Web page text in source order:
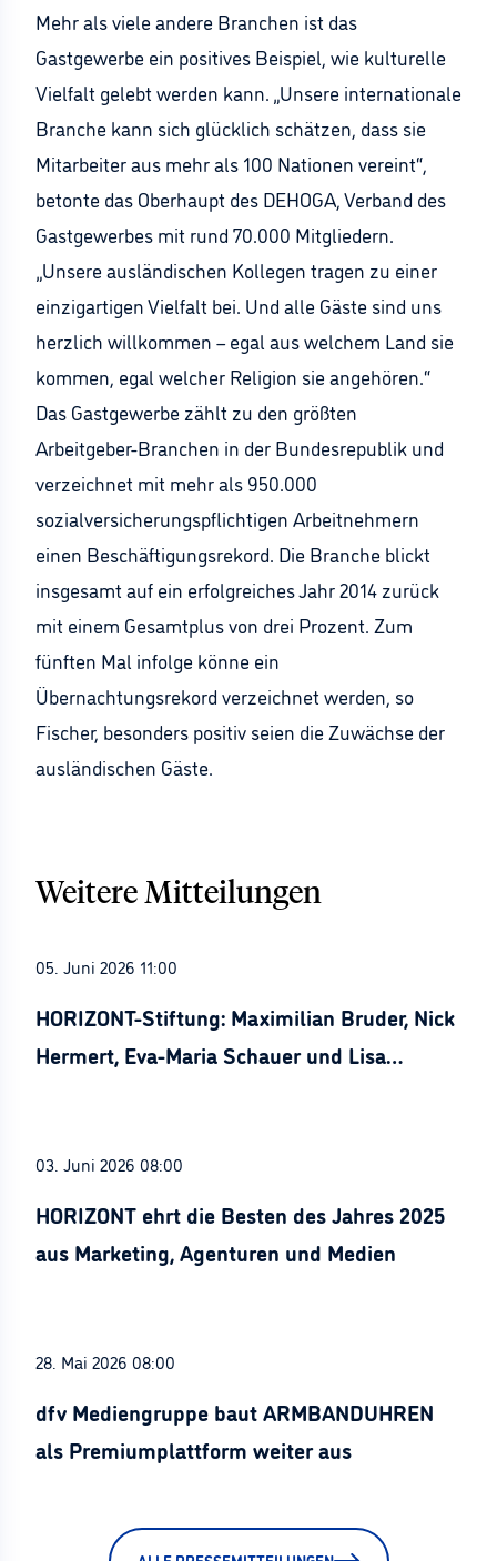
Mehr als viele andere Branchen ist das
Gastgewerbe ein positives Beispiel, wie kulturelle
Vielfalt gelebt werden kann. „Unsere internationale
Branche kann sich glücklich schätzen, dass sie
Mitarbeiter aus mehr als 100 Nationen vereint“,
betonte das Oberhaupt des DEHOGA, Verband des
Gastgewerbes mit rund 70.000 Mitgliedern.
„Unsere ausländischen Kollegen tragen zu einer
einzigartigen Vielfalt bei. Und alle Gäste sind uns
herzlich willkommen – egal aus welchem Land sie
kommen, egal welcher Religion sie angehören.“
Das Gastgewerbe zählt zu den größten
Arbeitgeber-Branchen in der Bundesrepublik und
verzeichnet mit mehr als 950.000
sozialversicherungspflichtigen Arbeitnehmern
einen Beschäftigungsrekord. Die Branche blickt
insgesamt auf ein erfolgreiches Jahr 2014 zurück
mit einem Gesamtplus von drei Prozent. Zum
fünften Mal infolge könne ein
Übernachtungsrekord verzeichnet werden, so
Fischer, besonders positiv seien die Zuwächse der
ausländischen Gäste.
Weitere Mitteilungen
05. Juni 2026 11:00
HORIZONT-Stiftung: Maximilian Bruder, Nick
Hermert, Eva-Maria Schauer und Lisa
03. Juni 2026 08:00
HORIZONT ehrt die Besten des Jahres 2025
aus Marketing, Agenturen und Medien
28. Mai 2026 08:00
dfv Mediengruppe baut ARMBANDUHREN
als Premiumplattform weiter aus